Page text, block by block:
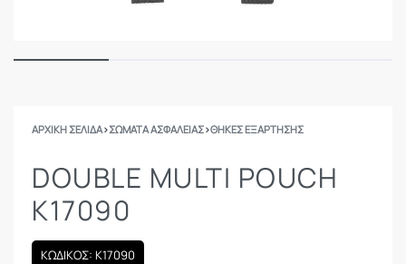
ΑΡΧΙΚΉ ΣΕΛΊΔΑ›ΣΩΜΑΤΑ ΑΣΦΑΛΕΙΑΣ›ΘΉΚΕΣ ΕΞΆΡΤΗΣΗΣ
DOUBLE MULTI POUCH
K17090
ΚΩΔΙΚΟΣ: K17090